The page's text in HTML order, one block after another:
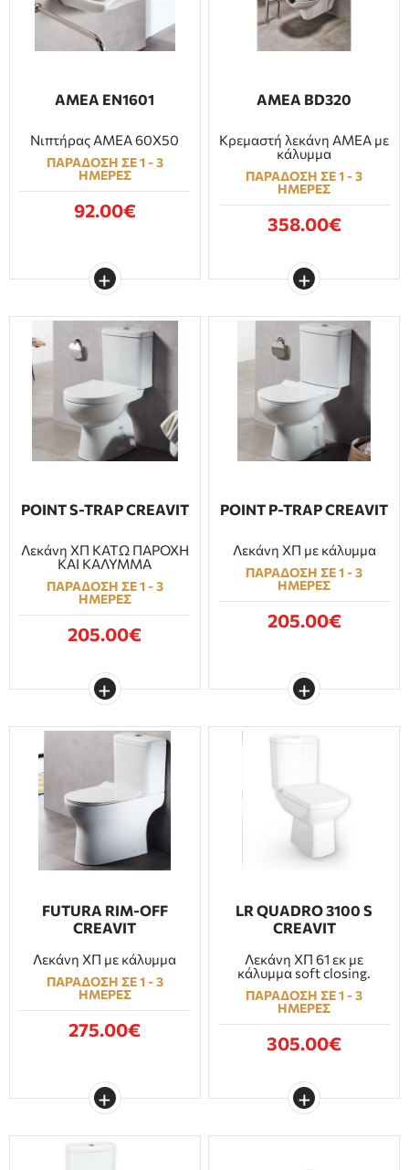
ΑΜΕΑ EN1601
Νιπτήρας ΑΜΕΑ 60X50
ΠΑΡΑΔΟΣΗ ΣΕ 1 - 3
ΗΜΕΡΕΣ
92.00€
AMEA BD320
Κρεμαστή λεκάνη ΑΜΕΑ με
κάλυμμα
ΠΑΡΑΔΟΣΗ ΣΕ 1 - 3
ΗΜΕΡΕΣ
358.00€
POINT S-TRAP CREAVIT
Λεκάνη ΧΠ ΚΑΤΩ ΠΑΡΟΧΗ
ΚΑΙ ΚΑΛΥΜΜΑ
ΠΑΡΑΔΟΣΗ ΣΕ 1 - 3
ΗΜΕΡΕΣ
205.00€
POINT P-TRAP CREAVIT
Λεκάνη ΧΠ με κάλυμμα
ΠΑΡΑΔΟΣΗ ΣΕ 1 - 3
ΗΜΕΡΕΣ
205.00€
FUTURA RIM-OFF
CREAVIT
Λεκάνη ΧΠ με κάλυμμα
ΠΑΡΑΔΟΣΗ ΣΕ 1 - 3
ΗΜΕΡΕΣ
275.00€
LR QUADRO 3100 S
CREAVIT
Λεκάνη ΧΠ 61 εκ με
κάλυμμα soft closing.
ΠΑΡΑΔΟΣΗ ΣΕ 1 - 3
ΗΜΕΡΕΣ
305.00€